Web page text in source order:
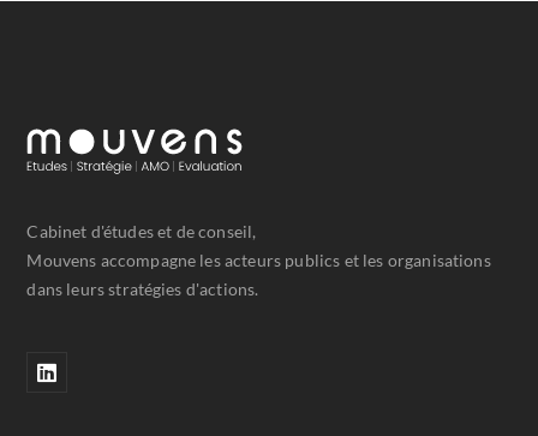
Cabinet d'études et de conseil,
Mouvens accompagne les acteurs publics et les organisations
dans leurs stratégies d'actions.